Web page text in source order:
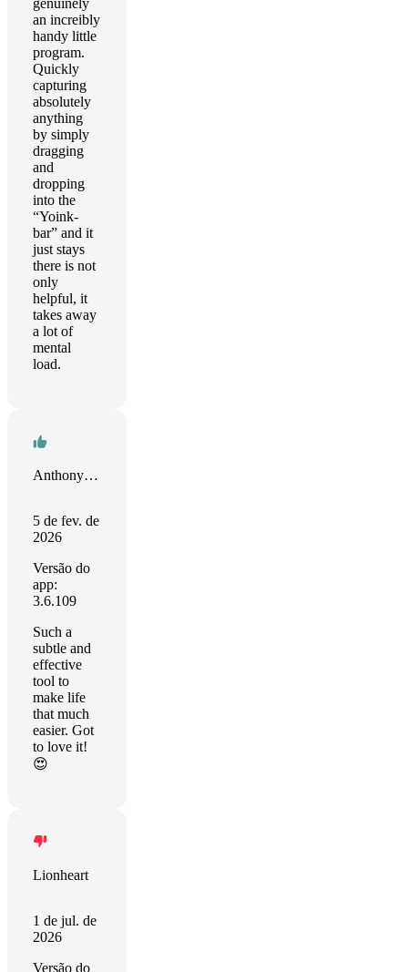
genuinely
an increibly
handy little
program.
Quickly
capturing
absolutely
anything
by simply
dragging
and
dropping
into the
“Yoink-
bar” and it
just stays
there is not
only
helpful, it
takes away
a lot of
mental
load.
Anthony Harmon
5 de fev. de
2026
Versão do
app:
3.6.109
Such a
subtle and
effective
tool to
make life
that much
easier. Got
to love it!
😍
Lionheart
1 de jul. de
2026
Versão do